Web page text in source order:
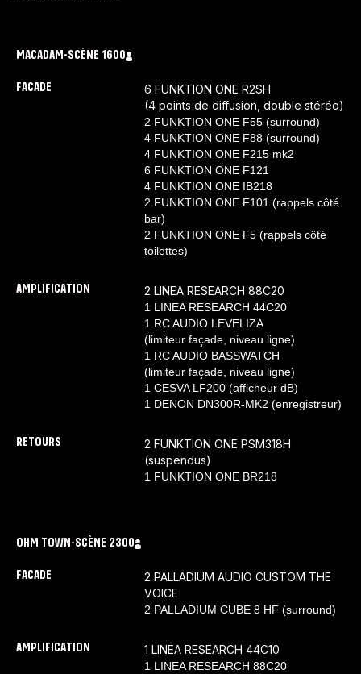
MACADAM -SCÈNE 1 600
FACADE
6 FUNKTION ONE R2SH
(4 points de diffusion, double stéréo)
2 FUNKTION ONE F55 (surround)
4 FUNKTION ONE F88 (surround)
4 FUNKTION ONE F215 mk2
6 FUNKTION ONE F121
4 FUNKTION ONE IB218
2 FUNKTION ONE F101 (rappels côté
bar)
2 FUNKTION ONE F5 (rappels côté
toilettes)
AMPLIFICATION 2 LINEA RESEARCH 88C20
1 LINEA RESEARCH 44C20
1 RC AUDIO LEVELIZA
(limiteur façade, niveau ligne)
1 RC AUDIO BASSWATCH
(limiteur façade, niveau ligne)
1 CESVA LF200 (afficheur dB)
1 DENON DN300R-MK2 (enregistreur)
RETOURS
2 FUNKTION ONE PSM318H
(suspendus)
1 FUNKTION ONE BR218
OHM TOWN -SCÈNE 2300
FACADE
2 PALLADIUM AUDIO CUSTOM THE
VOICE
2 PALLADIUM CUBE 8 HF (surround)
AMPLIFICATION 1 LINEA RESEARCH 44C10
1 LINEA RESEARCH 88C20